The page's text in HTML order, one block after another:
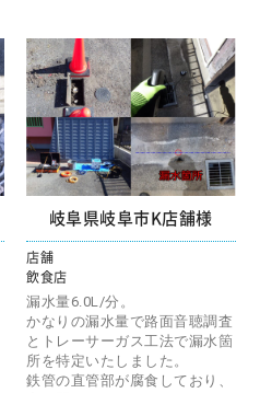
岐阜県岐阜市K店舗様
店舗
飲食店
漏水量6.0L/分。
かなりの漏水量で路面音聴調査
とトレーサーガス工法で漏水箇
所を特定いたしました。
鉄管の直管部が腐食しており、